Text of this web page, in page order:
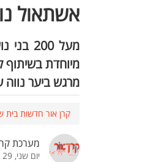
אשתאול
מיוחדת בשיתוף
מרגש ביער נווה
קרן אור חדשות
מערכת
יום שני, 29 בינואר 2018, 12:15